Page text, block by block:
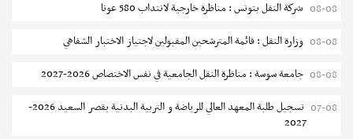
تمديد آجال الترشح للماجستير بالمعهد الوطني للشغل والدراسات
الإجتماعية بتونس
08-08 شركة النقل بتونس : مناظرة خارجية لانتداب 580 عونا
08-08 وزارة النقل : قائمة المترشحين المقبولين لاجتياز الاختبار الشفاهي
08-08 جامعة سوسة : مناظرة النقل الجامعية في نفس الاختصاص 2026-2027
07-08
تسجيل طلبة المعهد العالي للرياضة و التربية البدنية بقصر السعيد 2026-
2027